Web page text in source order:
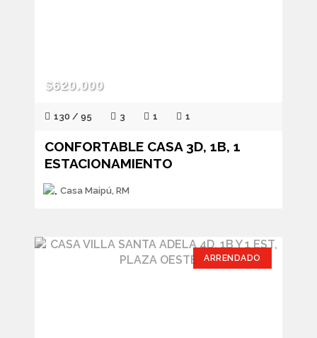
$620.000
130 / 95 3 1 1
CONFORTABLE CASA 3D, 1B, 1
ESTACIONAMIENTO
Casa Maipú, RM
ARRENDADO